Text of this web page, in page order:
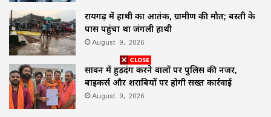
रायगढ़ में हाथी का आतंक, ग्रामीण की मौत; बस्ती के
पास पहुंचा था जंगली हाथी
August 9, 2026
सावन में हुड़दंग करने वालों पर पुलिस की नजर,
बाइकर्स और शराबियों पर होगी सख्त कार्रवाई
August 9, 2026